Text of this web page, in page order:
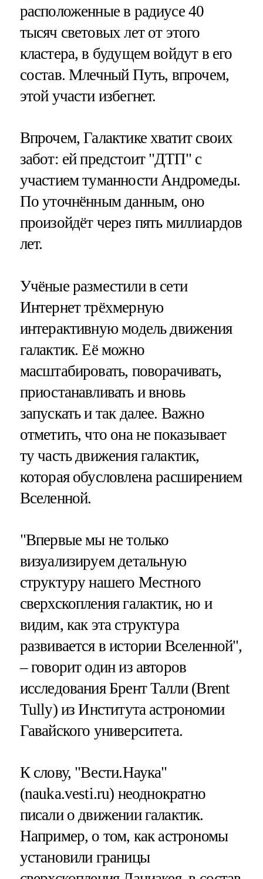
расположенные в радиусе 40
тысяч световых лет от этого
кластера, в будущем войдут в его
состав. Млечный Путь, впрочем,
этой участи избегнет.
Впрочем, Галактике хватит своих
забот: ей предстоит "ДТП" с
участием туманности Андромеды.
По уточнённым данным, оно
произойдёт через пять миллиардов
лет.
Учёные разместили в сети
Интернет трёхмерную
интерактивную модель движения
галактик. Её можно
масштабировать, поворачивать,
приостанавливать и вновь
запускать и так далее. Важно
отметить, что она не показывает
ту часть движения галактик,
которая обусловлена расширением
Вселенной.
"Впервые мы не только
визуализируем детальную
структуру нашего Местного
сверхскопления галактик, но и
видим, как эта структура
развивается в истории Вселенной",
– говорит один из авторов
исследования Брент Талли (Brent
Tully) из Института астрономии
Гавайского университета.
К слову, "Вести.Наука"
(nauka.vesti.ru) неоднократно
писали о движении галактик.
Например, о том, как астрономы
установили границы